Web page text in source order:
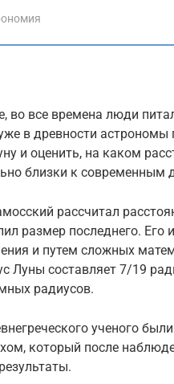
во все времена люди
в древности
и оценить, на каком
близки к современным
рассчитал
размер последнего. Его
и путем сложных
Луны составляет 7/19
радиусов.
ученого
который после